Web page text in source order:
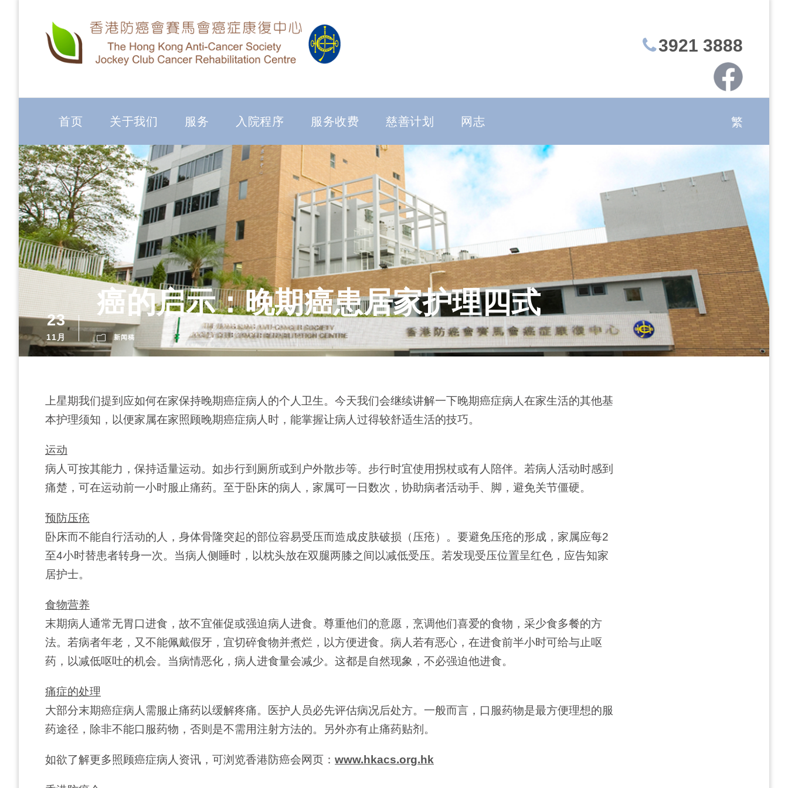
3921 3888
首页 关于我们 服务 入院程序 服务收费 慈善计划 网志 繁
23
11月
癌的启示：晚期癌患居家护理四式
新闻稿
上星期我们提到应如何在家保持晚期癌症病人的个人卫生。今天我们会继续讲解一下晚期癌症病人在家生活的其他基
本护理须知，以便家属在家照顾晚期癌症病人时，能掌握让病人过得较舒适生活的技巧。
运动
病人可按其能力，保持适量运动。如步行到厕所或到户外散步等。步行时宜使用拐杖或有人陪伴。若病人活动时感到
痛楚，可在运动前一小时服止痛药。至于卧床的病人，家属可一日数次，协助病者活动手、脚，避免关节僵硬。
预防压疮
卧床而不能自行活动的人，身体骨隆突起的部位容易受压而造成皮肤破损（压疮）。要避免压疮的形成，家属应每2
至4小时替患者转身一次。当病人侧睡时，以枕头放在双腿两膝之间以减低受压。若发现受压位置呈红色，应告知家
居护士。
食物营养
末期病人通常无胃口进食，故不宜催促或强迫病人进食。尊重他们的意愿，烹调他们喜爱的食物，采少食多餐的方
法。若病者年老，又不能佩戴假牙，宜切碎食物并煮烂，以方便进食。病人若有恶心，在进食前半小时可给与止呕
药，以减低呕吐的机会。当病情恶化，病人进食量会减少。这都是自然现象，不必强迫他进食。
痛症的处理
大部分末期癌症病人需服止痛药以缓解疼痛。医护人员必先评估病况后处方。一般而言，口服药物是最方便理想的服
药途径，除非不能口服药物，否则是不需用注射方法的。另外亦有止痛药贴剂。
如欲了解更多照顾癌症病人资讯，可浏览香港防癌会网页： www.hkacs.org.hk